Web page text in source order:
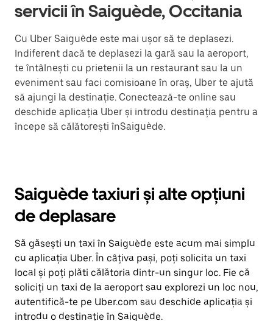
servicii în Saiguède, Occitania
Cu Uber Saiguède este mai ușor să te deplasezi.
Indiferent dacă te deplasezi la gară sau la aeroport,
te întâlnești cu prietenii la un restaurant sau la un
eveniment sau faci comisioane în oraș, Uber te ajută
să ajungi la destinație. Conectează-te online sau
deschide aplicația Uber și introdu destinația pentru a
începe să călătorești înSaiguède.
Saiguède taxiuri și alte opțiuni
de deplasare
Să găsești un taxi în Saiguède este acum mai simplu
cu aplicația Uber. În câțiva pași, poți solicita un taxi
local și poți plăti călătoria dintr-un singur loc. Fie că
soliciți un taxi de la aeroport sau explorezi un loc nou,
autentifică-te pe Uber.com sau deschide aplicația și
introdu o destinație în Saiguède.